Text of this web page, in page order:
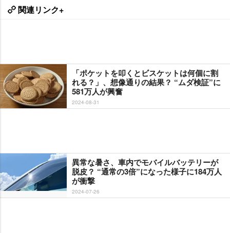
関連リンク+
「ポケットを叩くとビスケットは何個に割
れる？」、想像通りの結果？ “ムダ検証”に
581万人が興奮
2024-08-31
異常な暑さ、車内でモバイルバッテリーが
脱皮？ “通常の3倍”になった様子に184万人
が衝撃
2024-07-26